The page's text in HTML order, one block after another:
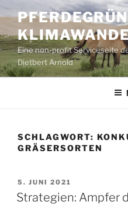
Inhalt
springen
Eine non-profit Serviceseite
Dietbert Arnold
SCHLAGWORT:
GRÄSERSORTEN
VERÖFFENTLICHT
AM
5. JUNI 2021
Strategien: Ampfer